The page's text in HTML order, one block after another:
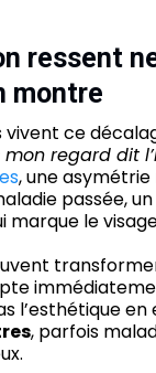
ressent
montre
ce
regard dit
, une
passée,
le
l’esthétique
, parfois